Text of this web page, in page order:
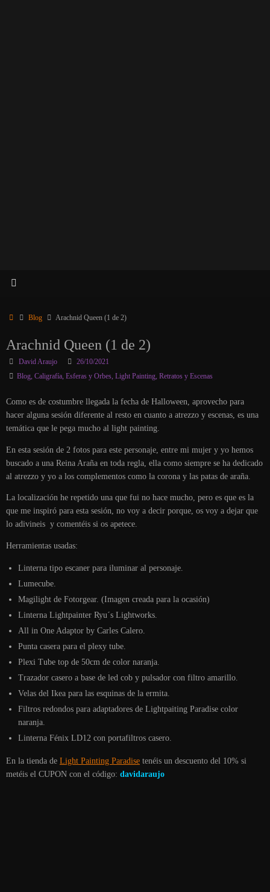
InicioBlog Arachnid Queen (1 de 2)
Arachnid Queen (1 de 2)
David Araujo
26/10/2021
Blog, Caligrafía, Esferas y Orbes, Light Painting, Retratos y Escenas
Como es de costumbre llegada la fecha de Halloween, aprovecho para
hacer alguna sesión diferente al resto en cuanto a atrezzo y escenas, es una
temática que le pega mucho al light painting.
En esta sesión de 2 fotos para este personaje, entre mi mujer y yo hemos
buscado a una Reina Araña en toda regla, ella como siempre se ha dedicado
al atrezzo y yo a los complementos como la corona y las patas de araña.
La localización he repetido una que fui no hace mucho, pero es que es la
que me inspiró para esta sesión, no voy a decir porque, os voy a dejar que
lo adivineis y comentéis si os apetece.
Herramientas usadas:
Linterna tipo escaner para iluminar al personaje.
Lumecube.
Magilight de Fotorgear. (Imagen creada para la ocasión)
Linterna Lightpainter Ryu´s Lightworks.
All in One Adaptor by Carles Calero.
Punta casera para el plexy tube.
Plexi Tube top de 50cm de color naranja.
Trazador casero a base de led cob y pulsador con filtro amarillo.
Velas del Ikea para las esquinas de la ermita.
Filtros redondos para adaptadores de Lightpaiting Paradise color
naranja.
Linterna Fénix LD12 con portafiltros casero.
En la tienda de Light Painting Paradise tenéis un descuento del 10% si
metéis el CUPON con el código: davidaraujo